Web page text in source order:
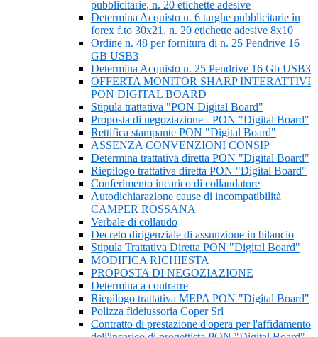
pubblicitarie, n. 20 etichette adesive
Determina Acquisto n. 6 targhe pubblicitarie in
forex f.to 30x21, n. 20 etichette adesive 8x10
Ordine n. 48 per fornitura di n. 25 Pendrive 16
GB USB3
Determina Acquisto n. 25 Pendrive 16 Gb USB3
OFFERTA MONITOR SHARP INTERATTIVI
PON DIGITAL BOARD
Stipula trattativa "PON Digital Board"
Proposta di negoziazione - PON "Digital Board"
Rettifica stampante PON "Digital Board"
ASSENZA CONVENZIONI CONSIP
Determina trattativa diretta PON "Digital Board"
Riepilogo trattativa diretta PON "Digital Board"
Conferimento incarico di collaudatore
Autodichiarazione cause di incompatibilità
CAMPER ROSSANA
Verbale di collaudo
Decreto dirigenziale di assunzione in bilancio
Stipula Trattativa Diretta PON "Digital Board"
MODIFICA RICHIESTA
PROPOSTA DI NEGOZIAZIONE
Determina a contrarre
Riepilogo trattativa MEPA PON "Digital Board"
Polizza fideiussoria Coper Srl
Contratto di prestazione d'opera per l'affidamento